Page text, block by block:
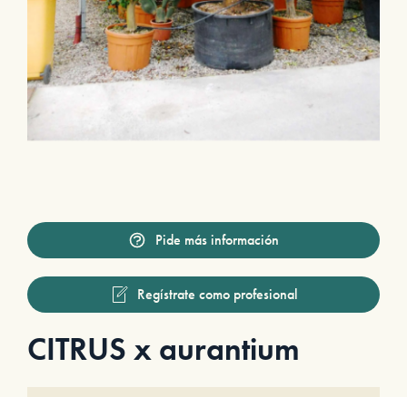
Pide más información
Regístrate como profesional
CITRUS x aurantium